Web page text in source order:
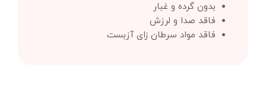
بدون گرده و غبار
فاقد صدا و لرزش
فاقد مواد سرطان زای آزبست